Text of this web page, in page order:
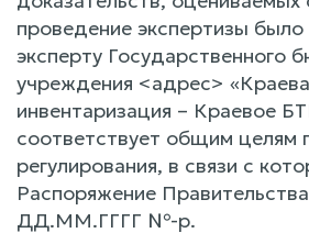
проведение экспертизы было
эксперту Государственного
учреждения <адрес>
инвентаризация – Краевое
соответствует общим целям
регулирования, в связи с
Распоряжение
ДД.ММ.ГГГГ №-р.